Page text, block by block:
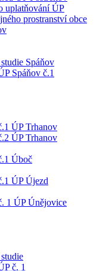
uplatňování ÚP
prostranství obce
Spáňov
Spáňov č.1
ÚP Trhanov
ÚP Trhanov
Úboč
ÚP Újezd
1 ÚP Únějovice
č. 1